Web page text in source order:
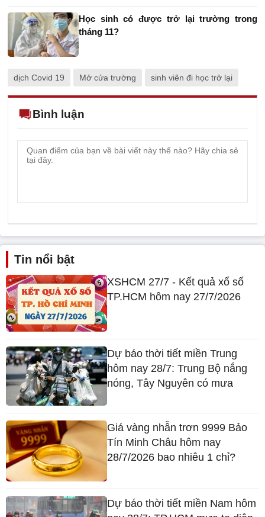
Học sinh có được trở lại trường trong
tháng 11?
dịch Covid 19 Mở cửa trường sinh viên đi học trở lại
Bình luận
Tin nổi bật
XSHCM 27/7 - Kết quả xổ số
TP.HCM hôm nay 27/7/2026
Dự báo thời tiết miền Trung
hôm nay 28/7: Trung Bộ nắng
nóng, Tây Nguyên có mưa
Giá vàng nhẫn trơn 9999 Bảo
Tín Minh Châu hôm nay
28/7/2026 bao nhiêu 1 chỉ?
Dự báo thời tiết miền Nam hôm